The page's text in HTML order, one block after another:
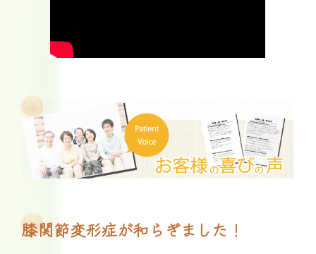
膝関節変形症が和らぎました！